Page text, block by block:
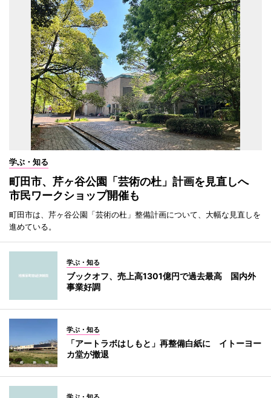
学ぶ・知る
町田市、芹ヶ谷公園「芸術の杜」計画を見直しへ
市民ワークショップ開催も
町田市は、芹ヶ谷公園「芸術の杜」整備計画について、大幅な見直しを
進めている。
学ぶ・知る
ブックオフ、売上高1301億円で過去最高 国内外
事業好調
学ぶ・知る
「アートラボはしもと」再整備白紙に イトーヨー
カ堂が撤退